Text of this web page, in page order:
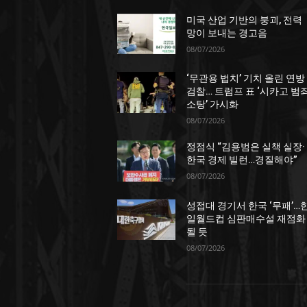
미국 산업 기반의 붕괴, 전력
망이 보내는 경고음
08/07/2026
‘무관용 법치’ 기치 올린 연방
검찰… 트럼프 표 ‘시카고 범
소탕’ 가시화
08/07/2026
정점식 “김용범은 실책 실장·
한국 경제 빌런…경질해야”
08/07/2026
성접대 경기서 한국 ‘무패’…
일월드컵 심판매수설 재점화
될 듯
08/07/2026